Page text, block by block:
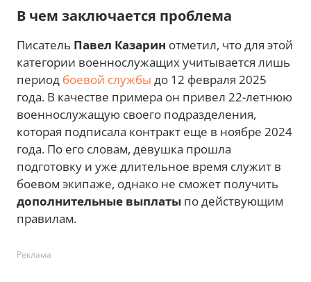
В чем заключается проблема
Писатель Павел Казарин отметил, что для этой
категории военнослужащих учитывается лишь
период боевой службы до 12 февраля 2025
года. В качестве примера он привел 22-летнюю
военнослужащую своего подразделения,
которая подписала контракт еще в ноябре 2024
года. По его словам, девушка прошла
подготовку и уже длительное время служит в
боевом экипаже, однако не сможет получить
дополнительные выплаты по действующим
правилам.
Реклама